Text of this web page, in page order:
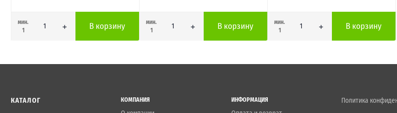
мин.
1
В корзину
мин.
1
В корзину
мин.
1
В корзину
КАТАЛОГ
КОМПАНИЯ ИНФОРМАЦИЯ
Политика